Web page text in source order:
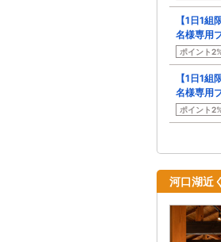
【1日1
名様専用
ポイント
【1日1
名様専用
ポイント
河口湖近